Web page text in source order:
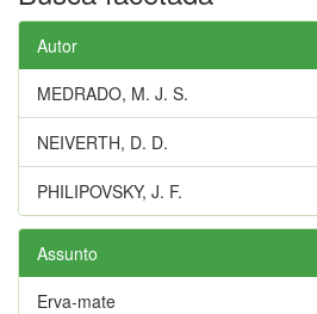
Autor
MEDRADO, M. J. S.
NEIVERTH, D. D.
PHILIPOVSKY, J. F.
Assunto
Erva-mate